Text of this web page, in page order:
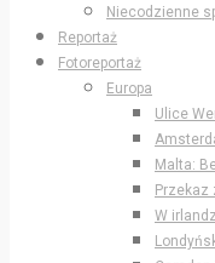
Niecodzienne
Reportaż
Fotoreportaż
Europa
Ulice
Malta:
Przekaz
W